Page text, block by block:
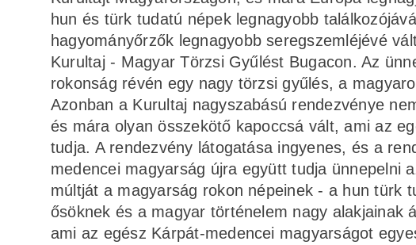
hun és türk tudatú népek legnagyobb
hagyományőrzők legnagyobb seregszemléjévé
Kurultaj - Magyar Törzsi Gyűlést Bugacon. Az
rokonság révén egy nagy törzsi gyűlés, a
Azonban a Kurultaj nagyszabású rendezvénye
és mára olyan összekötő kapoccsá vált, ami az
tudja. A rendezvény látogatása ingyenes, és a
medencei magyarság újra együtt tudja ünnepelni
múltját a magyarság rokon népeinek - a hun türk
ősöknek és a magyar történelem nagy alakjainak
ami az egész Kárpát-medencei magyarságot